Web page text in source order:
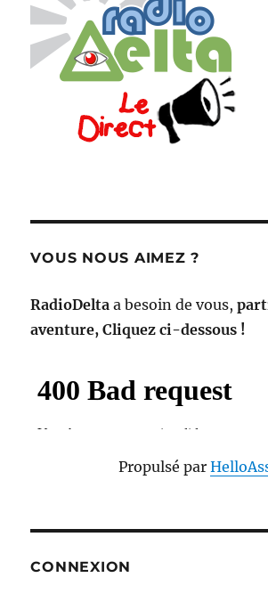
VOUS NOUS AIMEZ ?
RadioDelta a besoin de vous,
aventure, Cliquez ci-dessous !
Propulsé par
CONNEXION